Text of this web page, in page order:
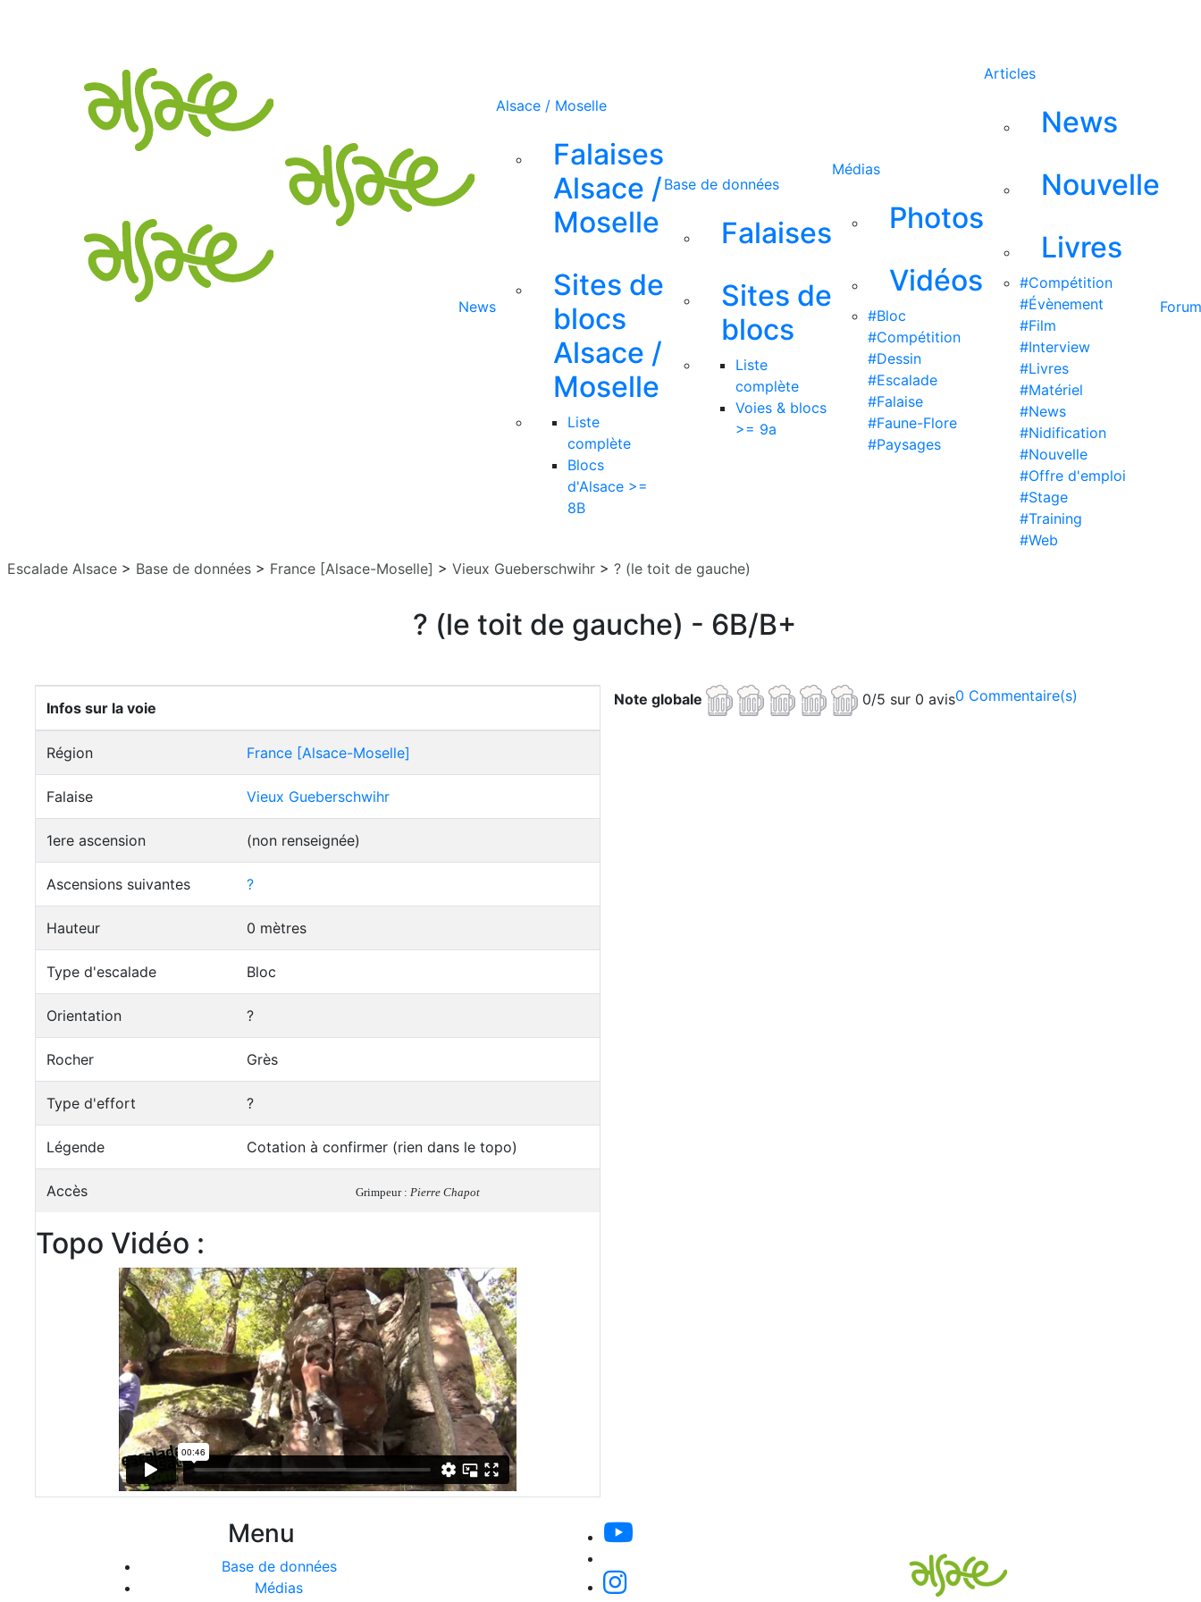
News
Alsace / Moselle
Falaises
Alsace /
Moselle
Sites de
blocs
Alsace /
Moselle
Liste
complète
Blocs
d'Alsace >=
8B
Base de données
Falaises
Sites de
blocs
Liste
complète
Voies & blocs
>= 9a
Médias
Photos
Vidéos
#Bloc
#Compétition
#Dessin
#Escalade
#Falaise
#Faune-Flore
#Paysages
Articles
News
Nouvelle
Livres
#Compétition
#Évènement
#Film
#Interview
#Livres
#Matériel
#News
#Nidification
#Nouvelle
#Offre d'emploi
#Stage
#Training
#Web
Forum
Escalade Alsace > Base de données > France [Alsace-Moselle] > Vieux Gueberschwihr > ? (le toit de gauche)
? (le toit de gauche) - 6B/B+
Infos sur la voie
Région France [Alsace-Moselle]
Falaise Vieux Gueberschwihr
1ere ascension (non renseignée)
Ascensions suivantes ?
Hauteur 0 mètres
Type d'escalade Bloc
Orientation ?
Rocher Grès
Type d'effort ?
Légende Cotation à confirmer (rien dans le topo)
Accès Grimpeur : Pierre Chapot
Topo Vidéo :
0 Commentaire(s)
Note globale 0/5 sur 0 avis
Menu
Base de données
Médias